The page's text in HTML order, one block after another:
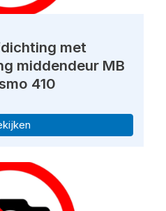
met
middendeur MB
410